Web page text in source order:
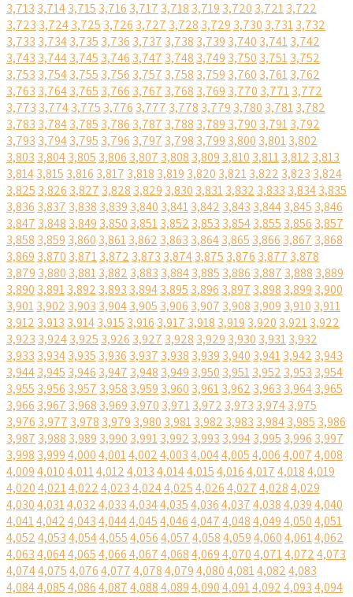
3,713 3,7143,715 3,716 3,717 3,718 3,719 3,720 3,7213,722
3,723 3,7243,725 3,726 3,727 3,728 3,729 3,730 3,7313,732
3,733 3,7343,735 3,736 3,737 3,738 3,739 3,740 3,7413,742
3,743 3,7443,745 3,746 3,747 3,748 3,749 3,750 3,7513,752
3,753 3,7543,755 3,756 3,757 3,758 3,759 3,760 3,7613,762
3,763 3,7643,765 3,766 3,767 3,768 3,769 3,770 3,7713,772
3,773 3,7743,775 3,776 3,777 3,778 3,779 3,780 3,7813,782
3,783 3,7843,785 3,786 3,787 3,788 3,789 3,790 3,7913,792
3,793 3,7943,795 3,796 3,797 3,798 3,799 3,800 3,8013,802
3,803 3,8043,805 3,806 3,807 3,808 3,809 3,810 3,8113,812 3,813
3,8143,815 3,816 3,817 3,818 3,819 3,820 3,8213,822 3,823 3,824
3,825 3,826 3,827 3,828 3,829 3,830 3,8313,832 3,833 3,8343,835
3,836 3,837 3,838 3,839 3,840 3,8413,842 3,843 3,8443,845 3,846
3,847 3,848 3,849 3,850 3,8513,852 3,853 3,8543,855 3,856 3,857
3,858 3,859 3,860 3,8613,862 3,863 3,8643,865 3,866 3,867 3,868
3,869 3,870 3,8713,872 3,873 3,8743,875 3,876 3,877 3,878
3,879 3,880 3,8813,882 3,883 3,8843,885 3,886 3,887 3,888 3,889
3,890 3,8913,892 3,893 3,8943,895 3,896 3,897 3,898 3,899 3,900
3,9013,902 3,903 3,9043,905 3,906 3,907 3,908 3,909 3,910 3,911
3,912 3,913 3,9143,915 3,916 3,917 3,918 3,919 3,920 3,9213,922
3,923 3,9243,925 3,926 3,927 3,928 3,929 3,930 3,9313,932
3,933 3,9343,935 3,936 3,937 3,938 3,939 3,940 3,9413,942 3,943
3,9443,945 3,946 3,947 3,948 3,949 3,950 3,9513,952 3,953 3,954
3,955 3,956 3,957 3,958 3,959 3,960 3,9613,962 3,963 3,9643,965
3,966 3,967 3,968 3,969 3,970 3,9713,972 3,973 3,9743,975
3,976 3,977 3,978 3,979 3,980 3,9813,982 3,983 3,9843,985 3,986
3,987 3,988 3,989 3,990 3,9913,992 3,993 3,9943,995 3,996 3,997
3,998 3,9994,0004,0014,0024,0034,0044,0054,0064,0074,008
4,0094,0104,0114,0124,0134,0144,0154,0164,0174,0184,019
4,0204,0214,0224,0234,0244,0254,0264,0274,0284,029
4,0304,0314,0324,0334,0344,0354,0364,0374,0384,0394,040
4,0414,0424,0434,0444,0454,0464,0474,0484,0494,0504,051
4,0524,0534,0544,0554,0564,0574,0584,0594,0604,0614,062
4,0634,0644,0654,0664,0674,0684,0694,0704,0714,0724,073
4,0744,0754,0764,0774,0784,0794,0804,0814,0824,083
4,0844,0854,0864,0874,0884,0894,0904,0914,0924,0934,094